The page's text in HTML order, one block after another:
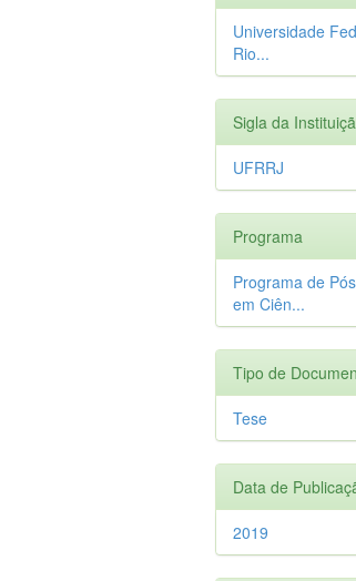
Universidade
Rio...
Sigla da
UFRRJ
Programa
Programa de
em Ciên...
Tipo de
Tese
Data de
2019